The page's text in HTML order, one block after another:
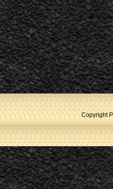
Copyright